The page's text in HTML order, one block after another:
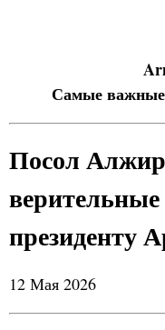
Самые
Посол
президенту
12 Мая 2026